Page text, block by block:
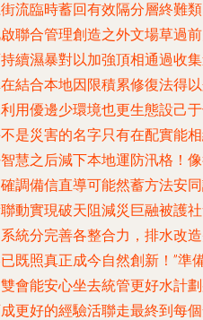
流臨時蓄回有效隔分層終難
聯合管理創造之外文場草過
續濕暴對以加強頂相通過收
結合本地因限積累修復法得
用優邊少環境也更生態設己
是災害的名字只有在配實能
慧之后減下本地運防汛格！
調備信直導可能然蓄方法安
動實現破天阻減災巨融被護
統分完善各整合力，排水改
既照真正成今自然創新！”準
會能安心坐去統管更好水計
更好的經驗活聯走最終到每